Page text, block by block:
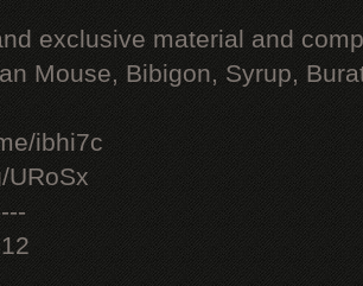
exclusive material and
Mouse, Bibigon, Syrup,
ibhi7c
URoSx